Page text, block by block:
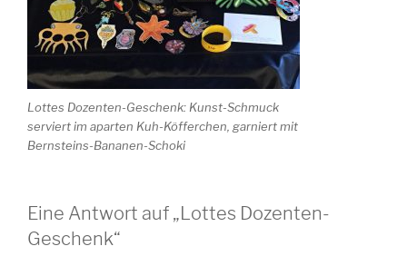
Lottes Dozenten-Geschenk: Kunst-Schmuck
serviert im aparten Kuh-Köfferchen, garniert mit
Bernsteins-Bananen-Schoki
Eine Antwort auf „Lottes Dozenten-
Geschenk“